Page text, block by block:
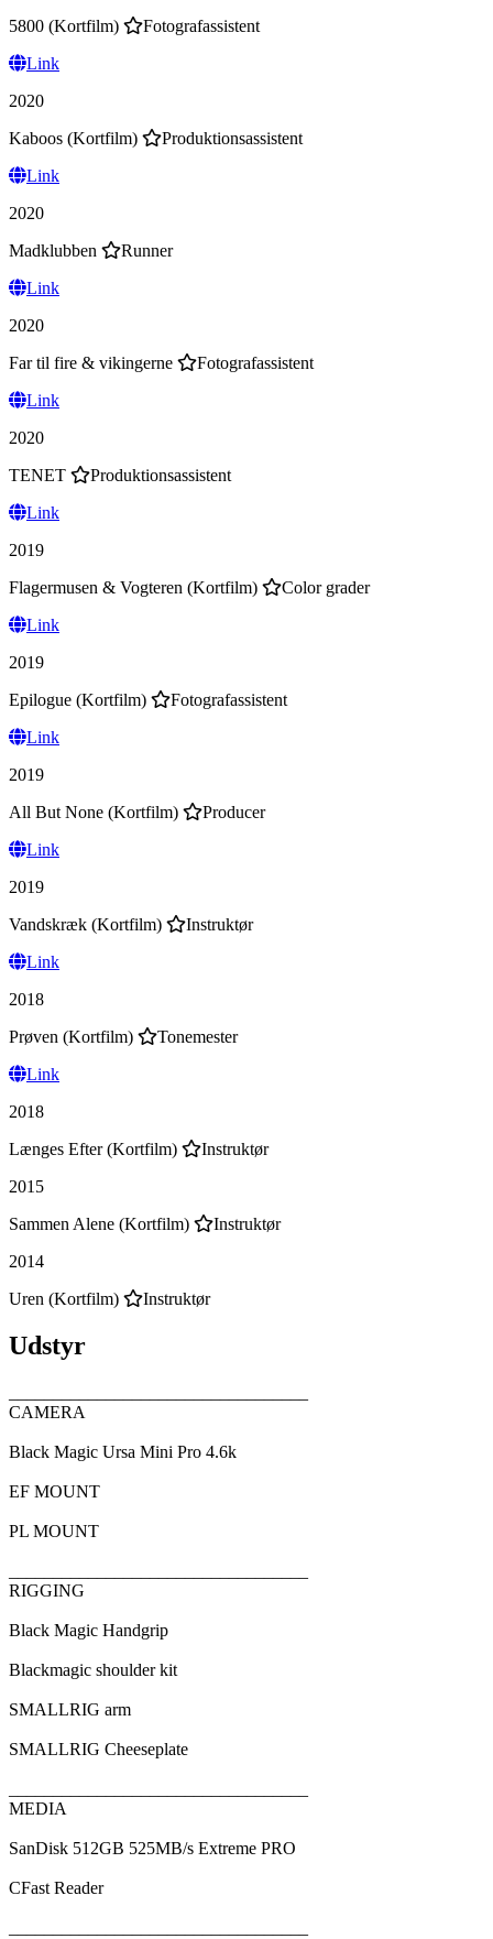
5800 (Kortfilm)
Fotografassistent
Link
2020
Kaboos (Kortfilm)
Produktionsassistent
Link
2020
Madklubben
Runner
Link
2020
Far til fire & vikingerne
Fotografassistent
Link
2020
TENET
Produktionsassistent
Link
2019
Flagermusen & Vogteren (Kortfilm)
Color grader
Link
2019
Epilogue (Kortfilm)
Fotografassistent
Link
2019
All But None (Kortfilm)
Producer
Link
2019
Vandskræk (Kortfilm)
Instruktør
Link
2018
Prøven (Kortfilm)
Tonemester
Link
2018
Længes Efter (Kortfilm)
Instruktør
2015
Sammen Alene (Kortfilm)
Instruktør
2014
Uren (Kortfilm)
Instruktør
Udstyr
CAMERA
Black Magic Ursa Mini Pro 4.6k
EF MOUNT
PL MOUNT
RIGGING
Black Magic Handgrip
Blackmagic shoulder kit
SMALLRIG arm
SMALLRIG Cheeseplate
MEDIA
SanDisk 512GB 525MB/s Extreme PRO
CFast Reader